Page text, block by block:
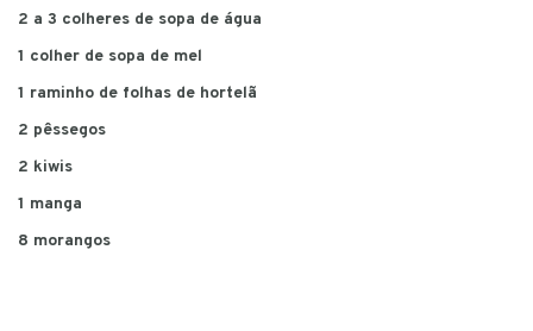
2 a 3 colheres de sopa de água
1 colher de sopa de mel
1 raminho de folhas de hortelã
2 pêssegos
2 kiwis
1 manga
8 morangos